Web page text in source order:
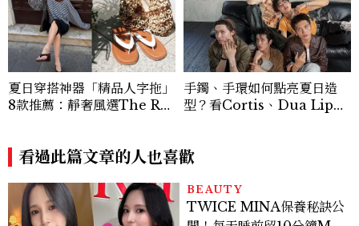
夏日穿搭神器「精品人字拖」
8款推薦：靜奢風選The Ro
手鐲、手環如何點亮夏日造
型？看Cortis、Dua Lip的
看過此篇文章的人也喜歡
BEAUTY
TWICE MINA保養秘訣公